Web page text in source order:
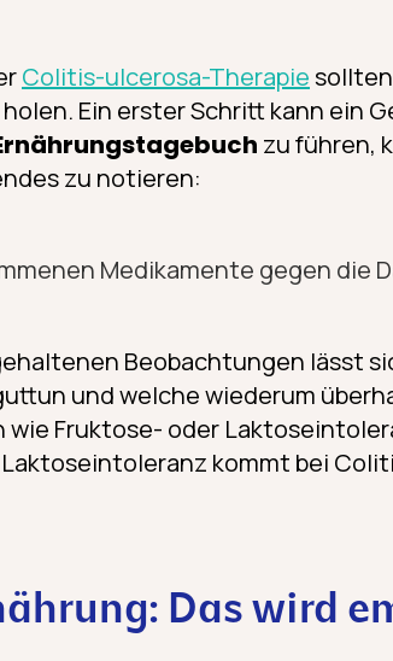
Colitis-ulcerosa-Therapie
Ein erster Schritt kann ein
zu führen,
zu notieren:
Medikamente gegen die
Beobachtungen lässt
und welche wiederum
Fruktose- oder
kommt bei
Das wird